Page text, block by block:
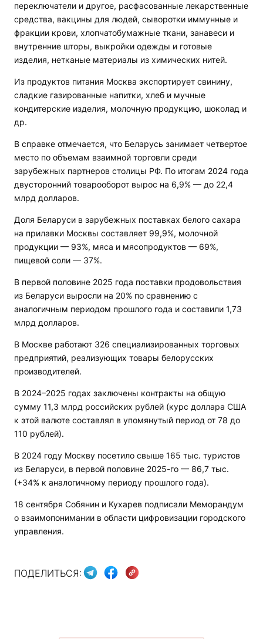
переключатели и другое, расфасованные лекарственные
средства, вакцины для людей, сыворотки иммунные и
фракции крови, хлопчатобумажные ткани, занавеси и
внутренние шторы, выкройки одежды и готовые
изделия, нетканые материалы из химических нитей.
Из продуктов питания Москва экспортирует свинину,
сладкие газированные напитки, хлеб и мучные
кондитерские изделия, молочную продукцию, шоколад и
др.
В справке отмечается, что Беларусь занимает четвертое
место по объемам взаимной торговли среди
зарубежных партнеров столицы РФ. По итогам 2024 года
двусторонний товарооборот вырос на 6,9% — до 22,4
млрд долларов.
Доля Беларуси в зарубежных поставках белого сахара
на прилавки Москвы составляет 99,9%, молочной
продукции — 93%, мяса и мясопродуктов — 69%,
пищевой соли — 37%.
В первой половине 2025 года поставки продовольствия
из Беларуси выросли на 20% по сравнению с
аналогичным периодом прошлого года и составили 1,73
млрд долларов.
В Москве работают 326 специализированных торговых
предприятий, реализующих товары белорусских
производителей.
В 2024–2025 годах заключены контракты на общую
сумму 11,3 млрд российских рублей (курс доллара США
к этой валюте составлял в упомянутый период от 78 до
110 рублей).
В 2024 году Москву посетило свыше 165 тыс. туристов
из Беларуси, в первой половине 2025-го — 86,7 тыс.
(+34% к аналогичному периоду прошлого года).
18 сентября Собянин и Кухарев подписали Меморандум
о взаимопонимании в области цифровизации городского
управления.
ПОДЕЛИТЬСЯ: